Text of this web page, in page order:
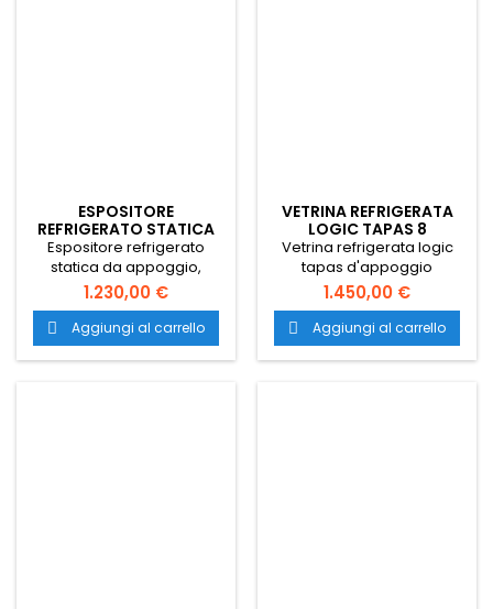
ESPOSITORE
REFRIGERATO STATICA
TAPAS 6 PIANO LISCIO
Espositore refrigerato
statica da appoggio,
compatta e perfettamente
integrabile sulla bancalina
del bancone del bar.
Vetrina refrigerata tapas
d'appoggio. Espositore
1.230,00 €
 Aggiungi al carrello
VETRINA REFRIGERATA
LOGIC TAPAS 8
Vetrina refrigerata logic
tapas d'appoggio
dimensioni 1680x380x225
mm. Espositore refrigerato
statico per tutti i tipi di cibo,
ideale per bar, cicchetterie
e osterie.
1.450,00 €
 Aggiungi al carrello